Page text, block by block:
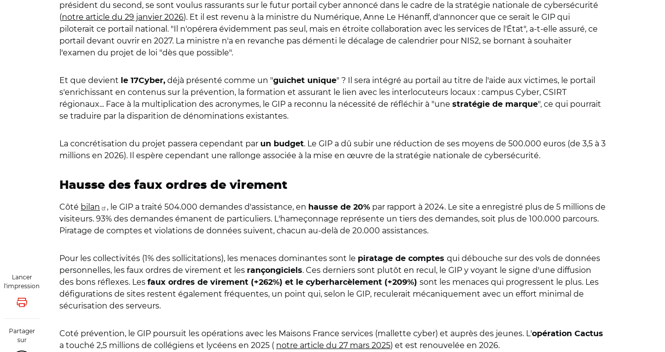
Lancer
l'impression
Lancer l'impression
Partager
sur
président du second, se sont voulus rassurants sur le futur portail cyber annoncé dans le cadre de la stratégie nationale de cybersécurité
(notre article du 29 janvier 2026). Et il est revenu à la ministre du Numérique, Anne Le Hénanff, d'annoncer que ce serait le GIP qui
piloterait ce portail national. "Il n'opérera évidemment pas seul, mais en étroite collaboration avec les services de l'État", a-t-elle assuré, ce
portail devant ouvrir en 2027. La ministre n'a en revanche pas démenti le décalage de calendrier pour NIS2, se bornant à souhaiter
l'examen du projet de loi "dès que possible".
Et que devient le 17Cyber, déjà présenté comme un "guichet unique" ? Il sera intégré au portail au titre de l'aide aux victimes, le portail
s'enrichissant en contenus sur la prévention, la formation et assurant le lien avec les interlocuteurs locaux : campus Cyber, CSIRT
régionaux... Face à la multiplication des acronymes, le GIP a reconnu la nécessité de réfléchir à "une stratégie de marque", ce qui pourrait
se traduire par la disparition de dénominations existantes.
La concrétisation du projet passera cependant par un budget. Le GIP a dû subir une réduction de ses moyens de 500.000 euros (de 3,5 à 3
millions en 2026). Il espère cependant une rallonge associée à la mise en œuvre de la stratégie nationale de cybersécurité.
Hausse des faux ordres de virement
Côté bilan , le GIP a traité 504.000 demandes d'assistance, en hausse de 20% par rapport à 2024. Le site a enregistré plus de 5 millions de
visiteurs. 93% des demandes émanent de particuliers. L'hameçonnage représente un tiers des demandes, soit plus de 100.000 parcours.
Piratage de comptes et violations de données suivent, chacun au-delà de 20.000 assistances.
Pour les collectivités (1% des sollicitations), les menaces dominantes sont le piratage de comptes qui débouche sur des vols de données
personnelles, les faux ordres de virement et les rançongiciels. Ces derniers sont plutôt en recul, le GIP y voyant le signe d'une diffusion
des bons réflexes. Les faux ordres de virement (+262%) et le cyberharcèlement (+209%) sont les menaces qui progressent le plus. Les
défigurations de sites restent également fréquentes, un point qui, selon le GIP, reculerait mécaniquement avec un effort minimal de
sécurisation des serveurs.
Coté prévention, le GIP poursuit les opérations avec les Maisons France services (mallette cyber) et auprès des jeunes. L'opération Cactus
a touché 2,5 millions de collégiens et lycéens en 2025 ( notre article du 27 mars 2025) et est renouvelée en 2026.